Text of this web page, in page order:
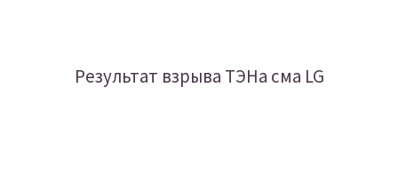
Результат взрыва ТЭНа сма LG